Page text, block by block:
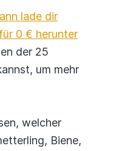
lade dir
0 € herunter
der 25
um mehr
welcher
Biene,